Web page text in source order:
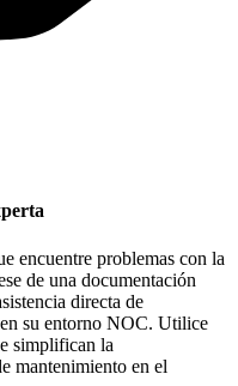
encuentre problemas con la
de una documentación
directa de
su entorno NOC. Utilice
simplifican la
mantenimiento en el